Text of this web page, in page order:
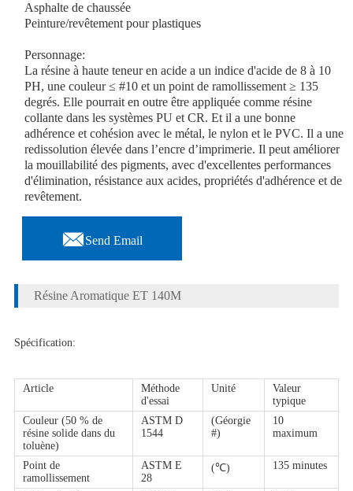
Asphalte de chaussée
Peinture/revêtement pour plastiques
Personnage:
La résine à haute teneur en acide a un indice d'acide de 8 à 10
PH, une couleur ≤ #10 et un point de ramollissement ≥ 135
degrés. Elle pourrait en outre être appliquée comme résine
collante dans les systèmes PU et CR. Et il a une bonne
adhérence et cohésion avec le métal, le nylon et le PVC. Il a une
redissolution élevée dans l’encre d’imprimerie. Il peut améliorer
la mouillabilité des pigments, avec d'excellentes performances
d'élimination, résistance aux acides, propriétés d'adhérence et de
revêtement.
Send Email
Résine Aromatique ET 140M
Spécification:
Article
Méthode
d'essai
Unité
Valeur
typique
Couleur (50 % de
résine solide dans du
toluène)
ASTM D
1544
(Géorgie
#)
10
maximum
Point de
ramollissement
ASTM E
28
(℃) 135 minutes